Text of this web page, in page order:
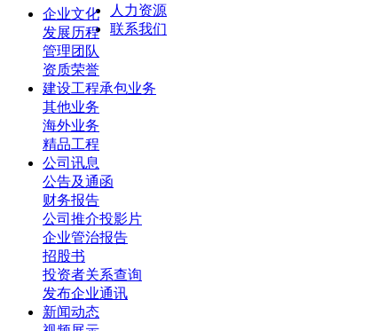
人力资源
联系我们
企业文化
发展历程
管理团队
资质荣誉
建设工程承包业务
其他业务
海外业务
精品工程
公司讯息
公告及通函
财务报告
公司推介投影片
企业管治报告
招股书
投资者关系查询
发布企业通讯
新闻动态